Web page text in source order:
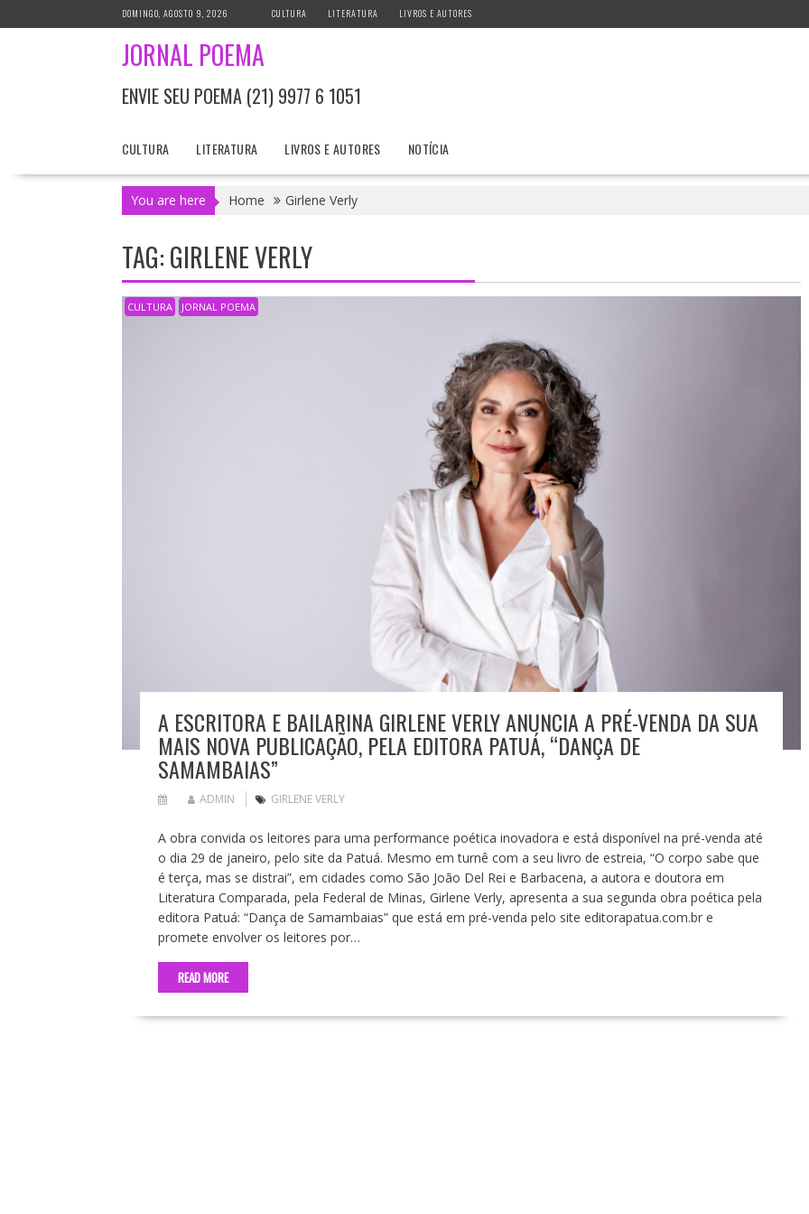
k
DOMINGO, AGOSTO 9, 2026 CULTURA LITERATURA LIVROS E AUTORES
JORNAL POEMA
ENVIE SEU POEMA (21) 9977 6 1051
CULTURA LITERATURA LIVROS E AUTORES NOTÍCIA
You are here Home Girlene Verly
TAG: GIRLENE VERLY
CULTURA JORNAL POEMA
A ESCRITORA E BAILARINA GIRLENE VERLY ANUNCIA A PRÉ-VENDA DA SUA
MAIS NOVA PUBLICAÇÃO, PELA EDITORA PATUÁ, “DANÇA DE
SAMAMBAIAS”
ADMIN GIRLENE VERLY
A obra convida os leitores para uma performance poética inovadora e está disponível na pré-venda até
o dia 29 de janeiro, pelo site da Patuá. Mesmo em turnê com a seu livro de estreia, “O corpo sabe que
é terça, mas se distrai”, em cidades como São João Del Rei e Barbacena, a autora e doutora em
Literatura Comparada, pela Federal de Minas, Girlene Verly, apresenta a sua segunda obra poética pela
editora Patuá: “Dança de Samambaias” que está em pré-venda pelo site editorapatua.com.br e
promete envolver os leitores por…
READ MORE